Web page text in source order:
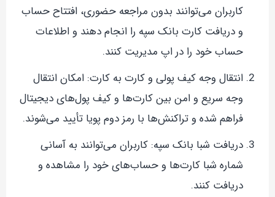
کاربران می‌توانند بدون مراجعه حضوری، افتتاح حساب
و دریافت کارت بانک سپه را انجام دهند و اطلاعات
حساب خود را در اپ مدیریت کنند.
انتقال وجه کیف پولی و کارت به کارت: امکان انتقال
وجه سریع و امن بین کارت‌ها و کیف پول‌های دیجیتال
فراهم شده و تراکنش‌ها با رمز دوم پویا تأیید می‌شوند.
دریافت شبا بانک سپه: کاربران می‌توانند به آسانی
شماره شبا کارت‌ها و حساب‌های خود را مشاهده و
دریافت کنند.